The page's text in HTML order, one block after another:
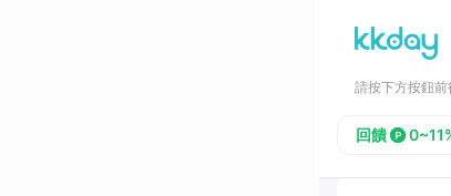
請按下方按鈕前
回饋